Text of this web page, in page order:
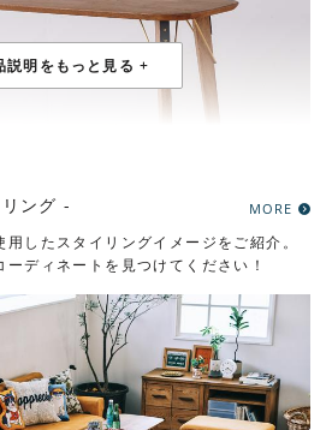
のシリーズ
家具との相性や、落ち着いた大人の
ング - MORE
したスタイリングイメージをご紹介。
ディネートを見つけてください！